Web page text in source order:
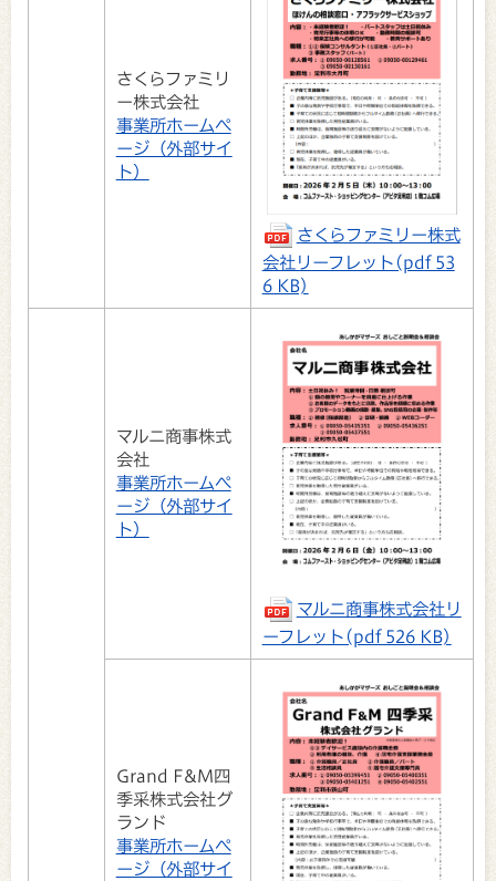
さくらファミリ
ー株式会社
事業所ホームペ
ージ（外部サイ
ト）
さくらファミリー株式
会社リーフレット(pdf 53
6 KB)
マルニ商事株式
会社
事業所ホームペ
ージ（外部サイ
ト）
マルニ商事株式会社リ
ーフレット(pdf 526 KB)
Grand F&M四
季采株式会社グ
ランド
事業所ホームペ
ージ（外部サイ